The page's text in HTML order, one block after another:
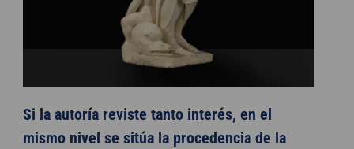
Si la autoría reviste tanto interés, en el
mismo nivel se sitúa la procedencia de la